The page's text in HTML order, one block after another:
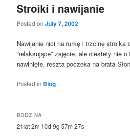
Stroiki i nawijanie
Posted onJuly 7, 2002
Nawijanie nici na rurkę i trzcinę stroika
“relaksujące” zajęcie, ale niestety nie
nawinięte, reszta poczeka na brata
Posted in Blog
RODZINA
21lat 2m 10d 9g 57m 27s